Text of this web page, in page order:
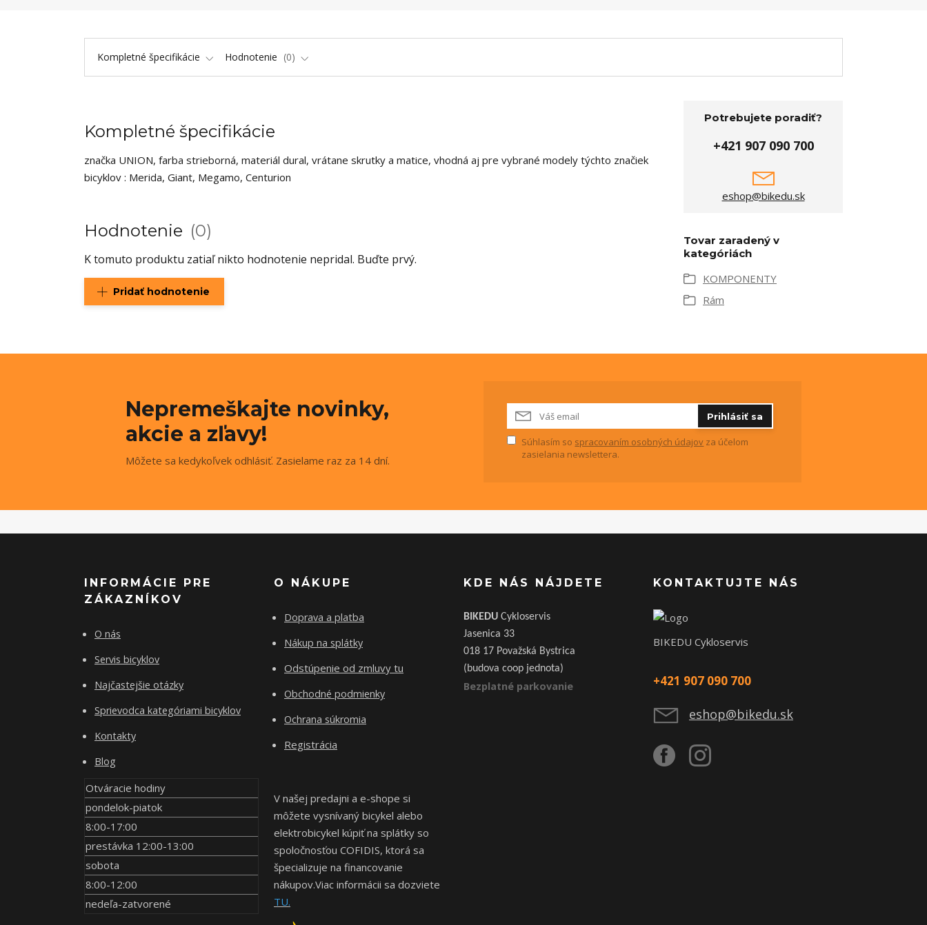
Kompletné špecifikácie Hodnotenie 0
Kompletné špecifikácie
značka UNION, farba strieborná, materiál dural, vrátane skrutky a matice, vhodná aj pre vybrané modely týchto značiek
bicyklov : Merida, Giant, Megamo, Centurion
Hodnotenie 0
K tomuto produktu zatiaľ nikto hodnotenie nepridal. Buďte prvý.
Pridať hodnotenie
Potrebujete poradiť?
+421 907 090 700
eshop@bikedu.sk
Tovar zaradený v
kategóriách
KOMPONENTY
Rám
Nepremeškajte novinky,
akcie a zľavy!
Môžete sa kedykoľvek odhlásiť. Zasielame raz za 14 dní.
Prihlásiť sa
Súhlasím so spracovaním osobných údajov za účelom
zasielania newslettera.
INFORMÁCIE PRE
ZÁKAZNÍKOV
O nás
Servis bicyklov
Najčastejšie otázky
Sprievodca kategóriami bicyklov
Kontakty
Blog
Otváracie hodiny
pondelok-piatok
8:00-17:00
prestávka 12:00-13:00
sobota
8:00-12:00
nedeľa-zatvorené
O NÁKUPE
Doprava a platba
Nákup na splátky
Odstúpenie od zmluvy tu
Obchodné podmienky
Ochrana súkromia
Registrácia
V našej predajni a e-shope si
môžete vysnívaný bicykel alebo
elektrobicykel kúpiť na splátky so
spoločnosťou COFIDIS, ktorá sa
špecializuje na financovanie
nákupov.Viac informácii sa dozviete
TU.
KDE NÁS NÁJDETE
BIKEDU Cykloservis
Jasenica 33
018 17 Považská Bystrica
(budova coop jednota)
Bezplatné parkovanie
KONTAKTUJTE NÁS
BIKEDU Cykloservis
+421 907 090 700
eshop@bikedu.sk